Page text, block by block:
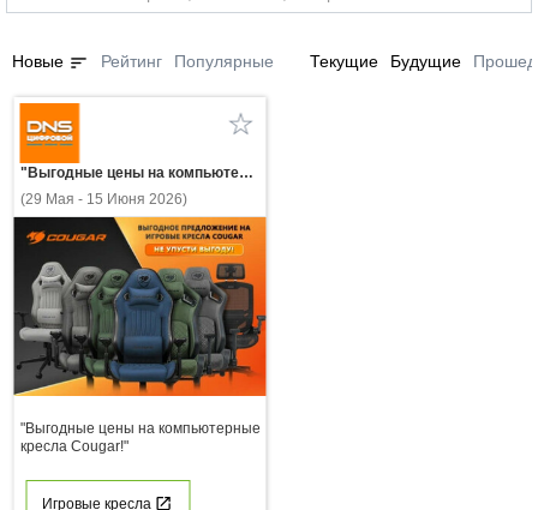
Новые sort Рейтинг Популярные Текущие Будущие
"Выгодные цены на компьютерные кресла Cougar!"
(29 Мая - 15 Июня 2026)
"Выгодные цены на компьютерные
кресла Cougar!"
Игровые кресла